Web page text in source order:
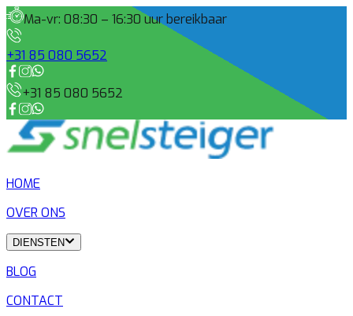
Ma-vr: 08:30 – 16:30 uur bereikbaar
+31 85 080 5652
+31 85 080 5652
HOME
OVER ONS
DIENSTEN
BLOG
CONTACT